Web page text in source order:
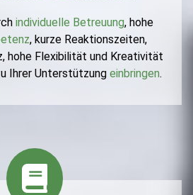
individuelle Betreuung, hohe
, kurze Reaktionszeiten,
hohe Flexibilität und Kreativität
Ihrer Unterstützung einbringen.